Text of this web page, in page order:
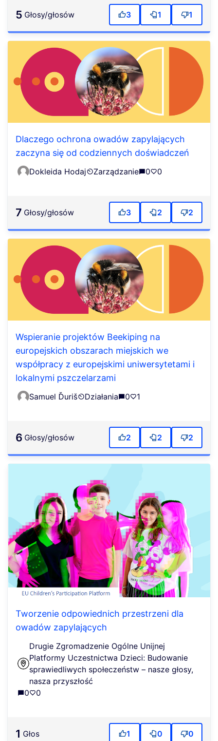
5 głosy/głosów 3 1 1
Dlaczego ochrona owadów zapylających
zaczyna się od codziennych doświadczeń
Dokleida Hodaj Zarządzanie 0 0
7 głosy/głosów 3 2 2
Wspieranie projektów Beekiping na
europejskich obszarach miejskich we
współpracy z europejskimi uniwersytetami i
lokalnymi pszczelarzami
Samuel Ďuriš Działania 0 1
6 głosy/głosów 2 2 2
Tworzenie odpowiednich przestrzeni dla
owadów zapylających
Drugie Zgromadzenie Ogólne Unijnej
Platformy Uczestnictwa Dzieci: Budowanie
sprawiedliwych społeczeństw – nasze głosy,
nasza przyszłość
0
0
1 głos 1 0 0